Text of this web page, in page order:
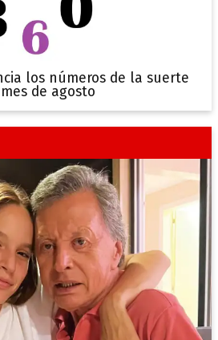
los números de la suerte
de agosto